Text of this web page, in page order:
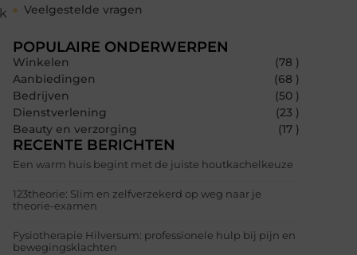
Veelgestelde vragen
POPULAIRE ONDERWERPEN
Winkelen
(78 )
Aanbiedingen
(68 )
Bedrijven
(50 )
Dienstverlening
(23 )
Beauty en verzorging
(17 )
RECENTE BERICHTEN
Een warm huis begint met de juiste houtkachelkeuze
123theorie: Slim en zelfverzekerd op weg naar je
theorie-examen
Fysiotherapie Hilversum: professionele hulp bij pijn en
bewegingsklachten